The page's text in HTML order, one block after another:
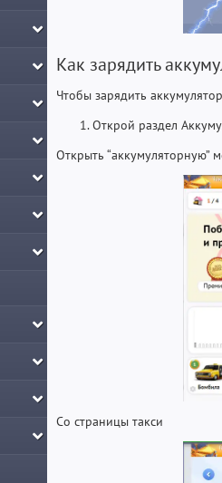
Как зарядить
Чтобы зарядить
Открой раздел
Открыть “аккумуляторную”
Со страницы такси